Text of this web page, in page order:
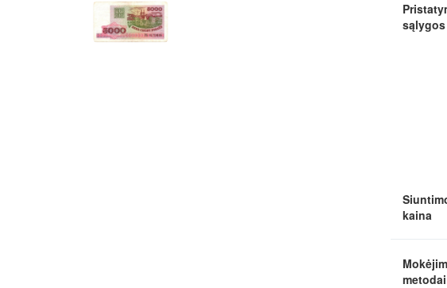
sąlygos
kaina
metodai